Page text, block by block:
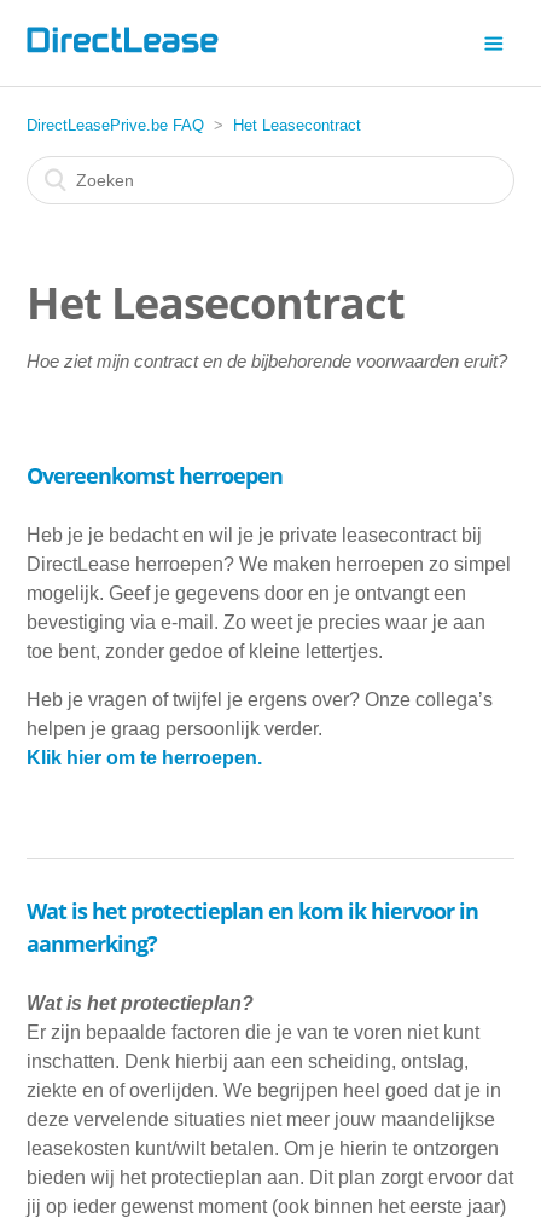
DirectLeasePrive.be FAQ Het Leasecontract
Het Leasecontract
Hoe ziet mijn contract en de bijbehorende voorwaarden eruit?
Overeenkomst herroepen
Heb je je bedacht en wil je je private leasecontract bij
DirectLease herroepen? We maken herroepen zo simpel
mogelijk. Geef je gegevens door en je ontvangt een
bevestiging via e-mail. Zo weet je precies waar je aan
toe bent, zonder gedoe of kleine lettertjes.
Heb je vragen of twijfel je ergens over? Onze collega’s
helpen je graag persoonlijk verder.
Klik hier om te herroepen.
Wat is het protectieplan en kom ik hiervoor in
aanmerking?
Wat is het protectieplan?
Er zijn bepaalde factoren die je van te voren niet kunt
inschatten. Denk hierbij aan een scheiding, ontslag,
ziekte en of overlijden. We begrijpen heel goed dat je in
deze vervelende situaties niet meer jouw maandelijkse
leasekosten kunt/wilt betalen. Om je hierin te ontzorgen
bieden wij het protectieplan aan. Dit plan zorgt ervoor dat
jij op ieder gewenst moment (ook binnen het eerste jaar)